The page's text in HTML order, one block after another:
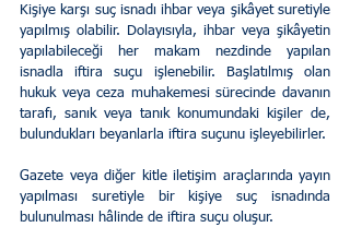
Kişiye karşı suç isnadı ihbar veya şikâyet suretiyle
yapılmış olabilir. Dolayısıyla, ihbar veya şikâyetin
yapılabileceği her makam nezdinde yapılan
isnadla iftira suçu işlenebilir. Başlatılmış olan
hukuk veya ceza muhakemesi sürecinde davanın
tarafı, sanık veya tanık konumundaki kişiler de,
bulundukları beyanlarla iftira suçunu işleyebilirler.
Gazete veya diğer kitle iletişim araçlarında yayın
yapılması suretiyle bir kişiye suç isnadında
bulunulması hâlinde de iftira suçu oluşur.